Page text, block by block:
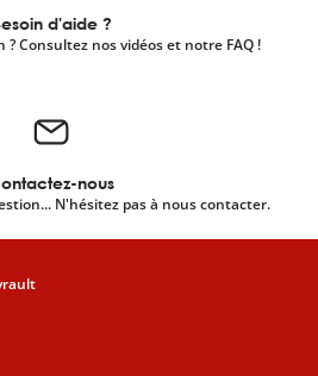
d'aide ?
Consultez nos vidéos et notre FAQ !
nous
N'hésitez pas à nous contacter.